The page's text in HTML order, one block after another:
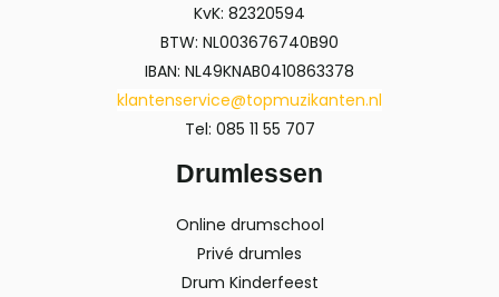
KvK: 82320594
BTW: NL003676740B90
IBAN: NL49KNAB0410863378
klantenservice@topmuzikanten.nl
Tel: 085 11 55 707
Drumlessen
Online drumschool
Privé drumles
Drum Kinderfeest